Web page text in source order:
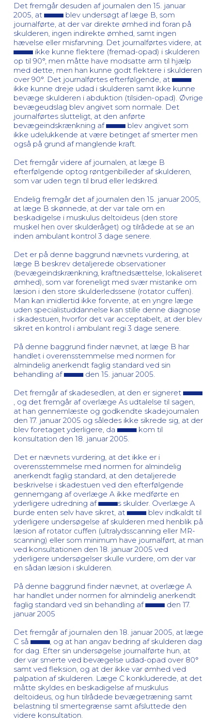
Det fremgår desuden af journalen den 15. januar
2005, at
blev undersøgt af læge B, som
journalførte, at der var direkte ømhed ind foran på
skulderen, ingen indirekte ømhed, samt ingen
hævelse eller misfarvning. Det journalførtes videre, at
ikke kunne flektere (fremad-opad) i skulderen
op til 90°, men måtte have modsatte arm til hjælp
med dette, men han kunne godt flektere i skulderen
over 90°. Det journalførtes efterfølgende, at
ikke kunne dreje udad i skulderen samt ikke kunne
bevæge skulderen i abduktion (tilsiden-opad). Øvrige
bevægeudslag blev angivet som normale. Det
journalførtes slutteligt, at den anførte
bevægeindskrænkning af
blev angivet som
ikke udelukkende at være betinget af smerter men
også på grund af manglende kraft.
Det fremgår videre af journalen, at læge B
efterfølgende optog røntgenbilleder af skulderen,
som var uden tegn til brud eller ledskred.
Endelig fremgår det af journalen den 15. januar 2005,
at læge B skønnede, at der var tale om en
beskadigelse i muskulus deltoideus (den store
muskel hen over skulderåget) og tilrådede at se an
inden ambulant kontrol 3 dage senere.
Det er på denne baggrund nævnets vurdering, at
læge B beskrev detaljerede observationer
(bevægeindskrænkning, kraftnedsættelse, lokaliseret
ømhed), som var foreneligt med svær mistanke om
læsion i den store skulderledssene (rotator cuffen).
Man kan imidlertid ikke forvente, at en yngre læge
uden specialistuddannelse kan stille denne diagnose
i skadestuen, hvorfor det var acceptabelt, at der blev
sikret en kontrol i ambulant regi 3 dage senere.
På denne baggrund finder nævnet, at læge B har
handlet i overensstemmelse med normen for
almindelig anerkendt faglig standard ved sin
behandling af
den 15. januar 2005.
Det fremgår af skadesedlen, at den er signeret
, og det fremgår af overlæge As udtalelse til sagen,
at han gennemlæste og godkendte skadejournalen
den 17. januar 2005 og således ikke sikrede sig, at der
blev foretaget yderligere, da
kom til
konsultation den 18. januar 2005.
Det er nævnets vurdering, at det ikke er i
overensstemmelse med normen for almindelig
anerkendt faglig standard, at den detaljerede
beskrivelse i skadestuen ved den efterfølgende
gennemgang af overlæge A ikke medførte en
yderligere udredning af
s skulder. Overlæge A
burde enten selv have sikret, at
blev indkaldt til
yderligere undersøgelse af skulderen med henblik på
læsion af rotator cuffen (ultralydsscanning eller MR-
scanning) eller som minimum have journalført, at man
ved konsultationen den 18. januar 2005 ved
yderligere undersøgelser skulle vurdere, om der var
en sådan læsion i skulderen.
På denne baggrund finder nævnet, at overlæge A
har handlet under normen for almindelig anerkendt
faglig standard ved sin behandling af
den 17.
januar 2005
Det fremgår af journalen den 18. januar 2005, at læge
C så
, og at han angav bedring af skulderen dag
for dag. Efter sin undersøgelse journalførte hun, at
der var smerte ved bevægelse udad-opad over 80°
samt ved fleksion, og at der ikke var ømhed ved
palpation af skulderen. Læge C konkluderede, at det
måtte skyldes en beskadigelse af muskulus
deltoideus, og hun tilrådede bevægetræning samt
belastning til smertegrænse samt afsluttede den
videre konsultation.